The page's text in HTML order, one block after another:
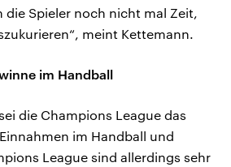
die Spieler noch nicht mal Zeit,
meint Kettemann.
im Handball
die Champions League das
im Handball und
League sind allerdings sehr